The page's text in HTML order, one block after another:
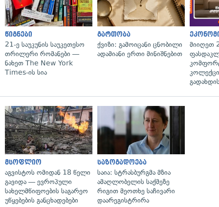
წიგნები
21-ე საუკუნის საუკეთესო
თრილერი რომანები —
ნახეთ The New York
Times-ის სია
გართობა
ქვიზი: გამოიცანი ცნობილი
ადამიანი ერთი მინიშნებით
მიიღეთ
მსოფლიო
აგვისტოს ომიდან 18 წელი
გავიდა — ევროპული
სახელმწიფოების საგარეო
უწყებების განცხადებები
საზოგადოება
საია: სტრასბურგმა მზია
ამაღლობელის საქმეზე
რიგით მეოთხე საჩივარი
დაარეგისტრირა